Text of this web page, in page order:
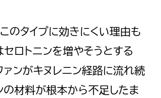
のタイプに効きにくい理由も
ロトニンを増やそうとする
ァンがキヌレニン経路に流れ続
の材料が根本から不足したま